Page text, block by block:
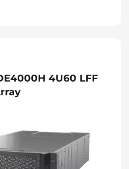
4U60 LFF